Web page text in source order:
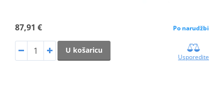
87,91 € Po narudžbi
U košaricu
Usporedite